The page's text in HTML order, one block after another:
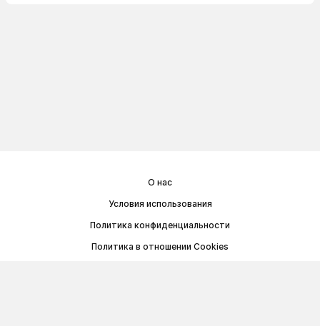
О нас
Условия использования
Политика конфиденциальности
Политика в отношении Cookies